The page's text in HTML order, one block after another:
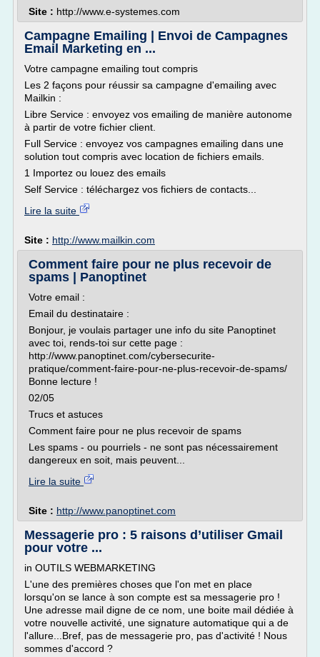
Site : http://www.e-systemes.com
Campagne Emailing | Envoi de Campagnes
Email Marketing en ...
Votre campagne emailing tout compris
Les 2 façons pour réussir sa campagne d'emailing avec
Mailkin :
Libre Service : envoyez vos emailing de manière autonome
à partir de votre fichier client.
Full Service : envoyez vos campagnes emailing dans une
solution tout compris avec location de fichiers emails.
1 Importez ou louez des emails
Self Service : téléchargez vos fichiers de contacts...
Lire la suite
Site : http://www.mailkin.com
Comment faire pour ne plus recevoir de
spams | Panoptinet
Votre email :
Email du destinataire :
Bonjour, je voulais partager une info du site Panoptinet
avec toi, rends-toi sur cette page :
http://www.panoptinet.com/cybersecurite-
pratique/comment-faire-pour-ne-plus-recevoir-de-spams/
Bonne lecture !
02/05
Trucs et astuces
Comment faire pour ne plus recevoir de spams
Les spams - ou pourriels - ne sont pas nécessairement
dangereux en soit, mais peuvent...
Lire la suite
Site : http://www.panoptinet.com
Messagerie pro : 5 raisons d’utiliser Gmail
pour votre ...
in OUTILS WEBMARKETING
L'une des premières choses que l'on met en place
lorsqu'on se lance à son compte est sa messagerie pro !
Une adresse mail digne de ce nom, une boite mail dédiée à
votre nouvelle activité, une signature automatique qui a de
l'allure...Bref, pas de messagerie pro, pas d'activité ! Nous
sommes d'accord ?